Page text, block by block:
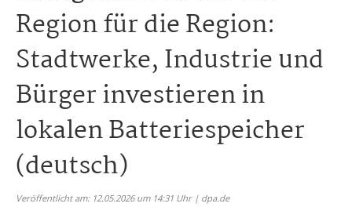
Region für die Region:
Stadtwerke, Industrie und
Bürger investieren in
lokalen Batteriespeicher
(deutsch)
Veröffentlicht am: 12.05.2026 um 14:31 Uhr | dpa.de